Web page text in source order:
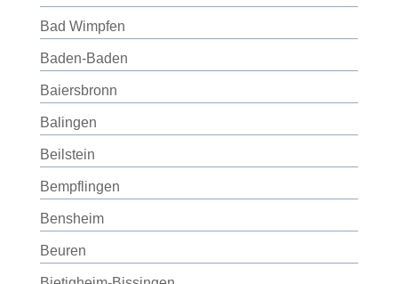
Bad Wimpfen
Baden-Baden
Baiersbronn
Balingen
Beilstein
Bempflingen
Bensheim
Beuren